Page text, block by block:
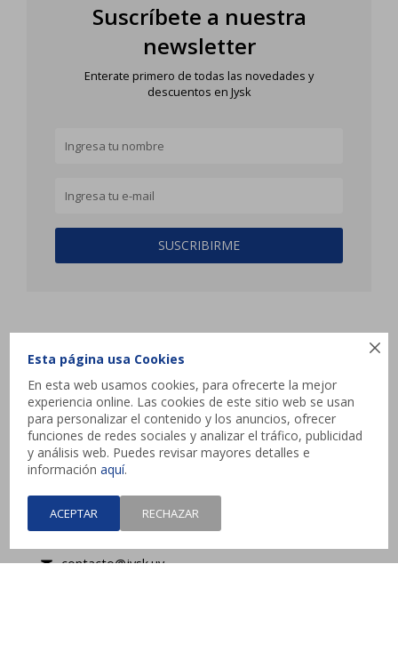

Esta página usa Cookies
En esta web usamos cookies, para ofrecerte la mejor
experiencia online. Las cookies de este sitio web se usan
para personalizar el contenido y los anuncios, ofrecer
funciones de redes sociales y analizar el tráfico, publicidad
y análisis web. Puedes revisar mayores detalles e
informaciónaquí.
ACEPTAR RECHAZAR
Suscríbete a nuestra
newsletter
Enterate primero de todas las novedades y
descuentos en Jysk
SUSCRIBIRME
Atencion al cliente
Contacto
contacto@jysk.uy